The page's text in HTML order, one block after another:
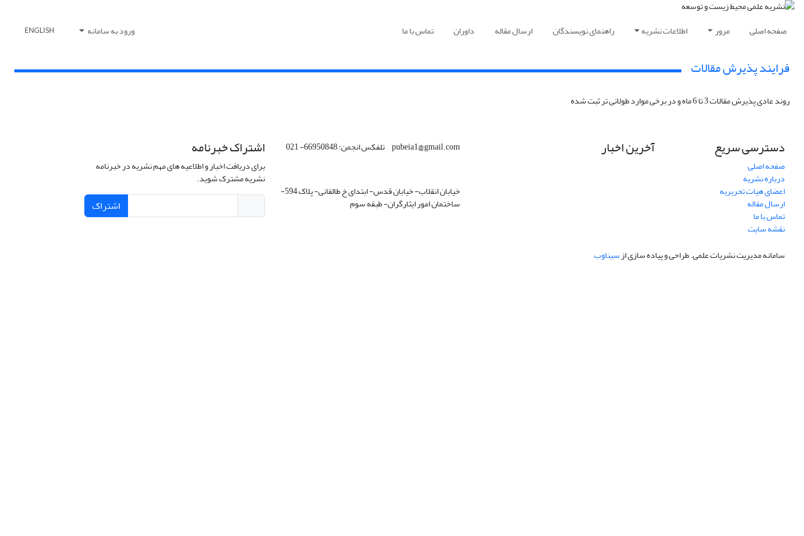
صفحه اصلی مرور اطلاعات نشریه راهنمای نویسندگان ارسال مقاله داوران تماس با ما ورود به سامانه ENGLISH
فرایند پذیرش مقالات
روند عادی پذیرش مقالات 3 تا 6 ماه و در برخی موارد طولانی تر ثبت شده
دسترسی سریع
صفحه اصلی
درباره نشریه
اعضای هیات تحریریه
ارسال مقاله
تماس با ما
نقشه سایت
آخرین اخبار pubeia1@gmail.com تلفکس انجمن: 66950848- 021
خیابان انقلاب- خیابان قدس- ابتدای خ طالقانی- پلاک 594-
ساختمان امور ایثارگران- طبقه سوم
اشتراک خبرنامه
برای دریافت اخبار و اطلاعیه های مهم نشریه در خبرنامه
نشریه مشترک شوید.
اشتراک
سامانه مدیریت نشریات علمی.طراحی و پیاده سازی ازسیناوب